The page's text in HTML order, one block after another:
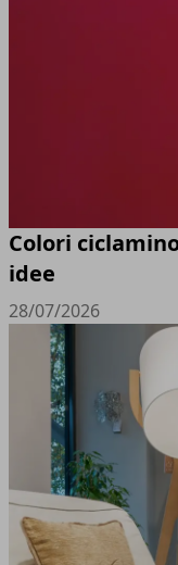
Colori
idee
28/07/2026